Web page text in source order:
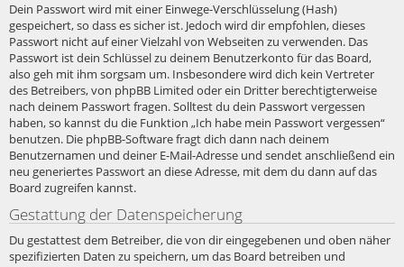
Dein Passwort wird mit einer Einwege-Verschlüsselung (Hash)
gespeichert, so dass es sicher ist. Jedoch wird dir empfohlen, dieses
Passwort nicht auf einer Vielzahl von Webseiten zu verwenden. Das
Passwort ist dein Schlüssel zu deinem Benutzerkonto für das Board,
also geh mit ihm sorgsam um. Insbesondere wird dich kein Vertreter
des Betreibers, von phpBB Limited oder ein Dritter berechtigterweise
nach deinem Passwort fragen. Solltest du dein Passwort vergessen
haben, so kannst du die Funktion „Ich habe mein Passwort vergessen“
benutzen. Die phpBB-Software fragt dich dann nach deinem
Benutzernamen und deiner E-Mail-Adresse und sendet anschließend ein
neu generiertes Passwort an diese Adresse, mit dem du dann auf das
Board zugreifen kannst.
Gestattung der Datenspeicherung
Du gestattest dem Betreiber, die von dir eingegebenen und oben näher
spezifizierten Daten zu speichern, um das Board betreiben und